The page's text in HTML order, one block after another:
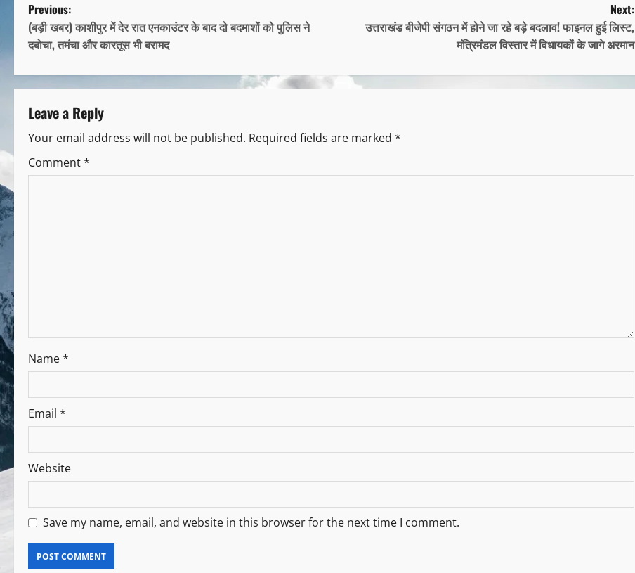
Previous:
(बड़ी खबर) काशीपुर में देर रात एनकाउंटर के बाद दो बदमाशों को पुलिस ने
दबोचा, तमंचा और कारतूस भी बरामद
Next:
उत्तराखंड बीजेपी संगठन में होने जा रहे बड़े बदलाव! फाइनल हुई लिस्ट,
मंत्रिमंडल विस्तार में विधायकों के जागे अरमान
Leave a Reply
Your email address will not be published. Required fields are marked *
Comment*
Name*
Email *
Website
Save my name, email, and website in this browser for the next time I comment.